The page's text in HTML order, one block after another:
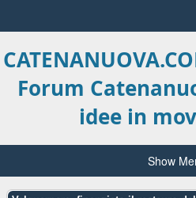
Forum
idee in
Show